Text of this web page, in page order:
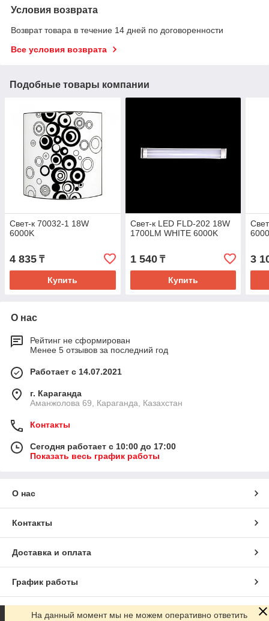
Условия возврата
Возврат товара в течение 14 дней по договоренности
Все условия возврата
Подобные товары компании
Свет-к 70032-1 18W
6000K
4 835 ₸
Купить
Свет-к LED FLD-202 18W
1700LM WHITE 6000K
1 540₸
Купить
3
О нас
Рейтинг не сформирован
Менее 5 отзывов за последний год
Работает с 14.07.2021
г. Караганда
Аманжолова 69, Караганда, Казахстан
Контакты
Сегодня работает с 10:00 до 17:00
Показать весь график работы
О нас
Контакты
Доставка и оплата
График работы
Полная версия сайта
На данный момент мы не можем оперативно ответить